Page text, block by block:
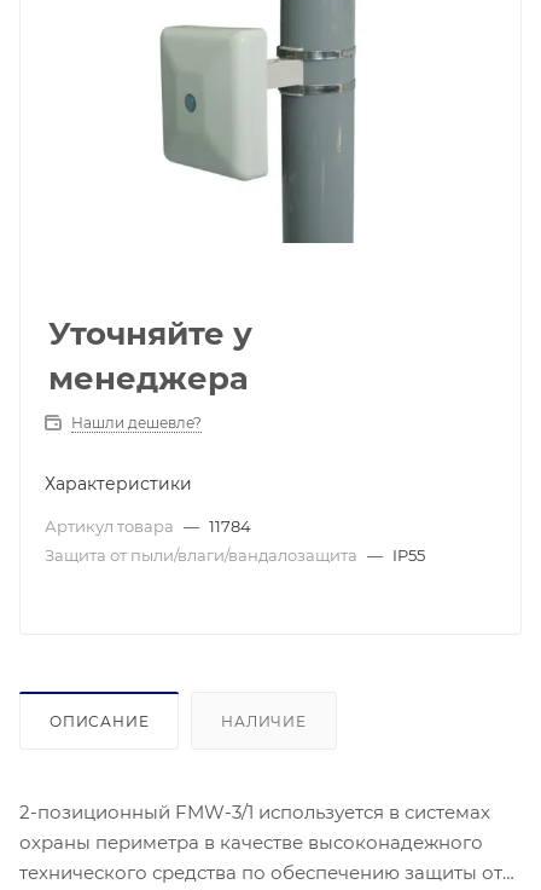
Уточняйте у
менеджера
Нашли дешевле?
Характеристики
Артикул товара — 11784
Защита от пыли/влаги/вандалозащита — IP55
ОПИСАНИЕ НАЛИЧИЕ
2-позиционный FMW-3/1 используется в системах
охраны периметра в качестве высоконадежного
технического средства по обеспечению защиты от